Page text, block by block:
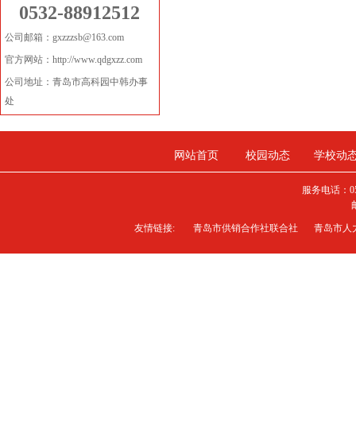
0532-88912512
公司邮箱：gxzzzsb@163.com
官方网站：http://www.qdgxzz.com
公司地址：青岛市高科园中韩办事
处
网站首页 校园动态 学校动
服务电话：
友情链接: 青岛市供销合作社联合社 青岛市人